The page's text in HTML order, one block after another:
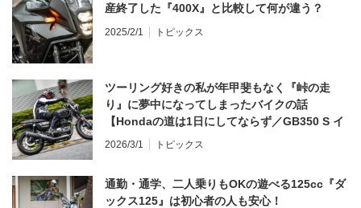
産終了した『400X』と比較して何が違う？
2025/2/1 トピックス
ツーリング好きの私が年甲斐もなく『峠の走
り』に夢中になってしまったバイクの話
【Hondaの道は1日にしてならず／GB350 S イ
ンプレ・レビュー 前編】
2026/3/1 トピックス
通勤・通学、二人乗りもOKの遊べる125cc『ダ
ックス125』は初心者の人も安心！